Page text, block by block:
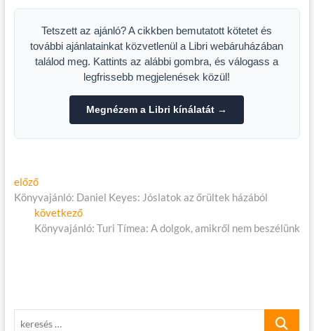
Tetszett az ajánló? A cikkben bemutatott kötetet és
további ajánlatainkat közvetlenül a Libri webáruházában
találod meg. Kattints az alábbi gombra, és válogass a
legfrissebb megjelenések közül!
Megnézem a Libri kínálatát →
Bejegyzés
navigáció
előzőElőző
cikk:
Könyvajánló: Daniel Keyes: Jóslatok az őrültek házából
következőKövetkező
cikk:
Könyvajánló: Turi Tímea: A dolgok, amikről nem beszélünk
keresés